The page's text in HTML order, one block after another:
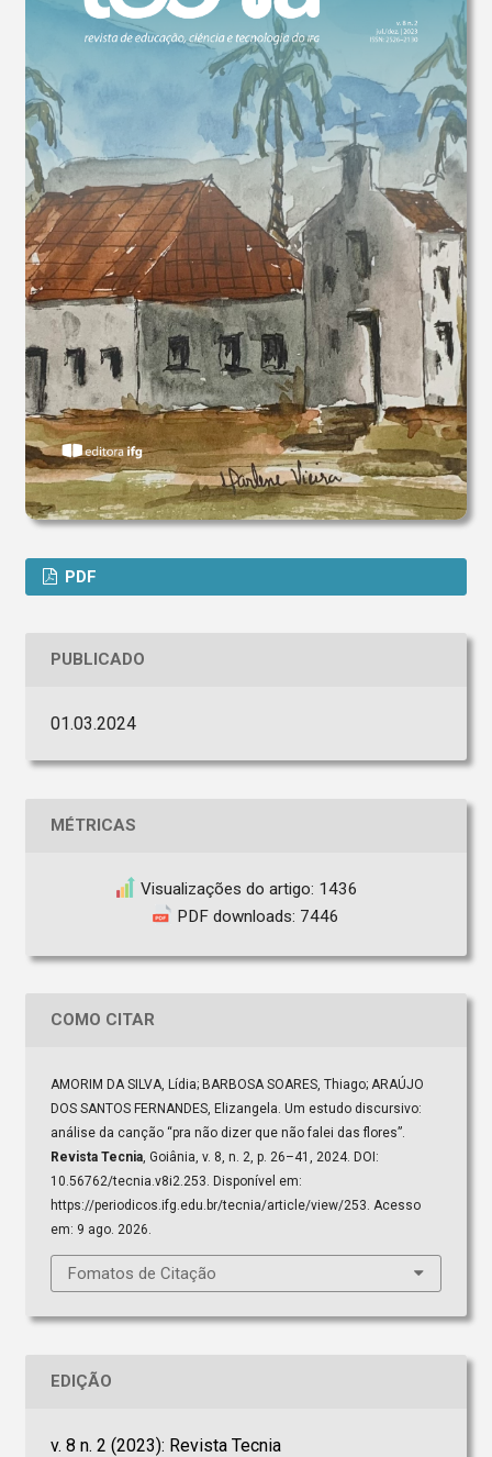
PDF
PUBLICADO
01.03.2024
MÉTRICAS
Visualizações do artigo: 1436
PDF downloads: 7446
COMO CITAR
AMORIM DA SILVA, Lídia; BARBOSA SOARES, Thiago; ARAÚJO
DOS SANTOS FERNANDES, Elizangela. Um estudo discursivo:
análise da canção “pra não dizer que não falei das flores”.
Revista Tecnia, Goiânia, v. 8, n. 2, p. 26–41, 2024. DOI:
10.56762/tecnia.v8i2.253. Disponível em:
https://periodicos.ifg.edu.br/tecnia/article/view/253. Acesso
em: 9 ago. 2026.
Fomatos de Citação
EDIÇÃO
v. 8 n. 2 (2023): Revista Tecnia